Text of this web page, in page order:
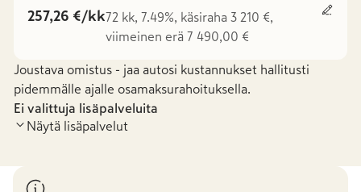
257,26 €/kk72 kk, 7.49%, käsiraha 3 210 €,
viimeinen erä 7 490,00 €
Joustava omistus - jaa autosi kustannukset hallitusti
pidemmälle ajalle osamaksurahoituksella.
Ei valittuja lisäpalveluita
Näytä lisäpalvelut